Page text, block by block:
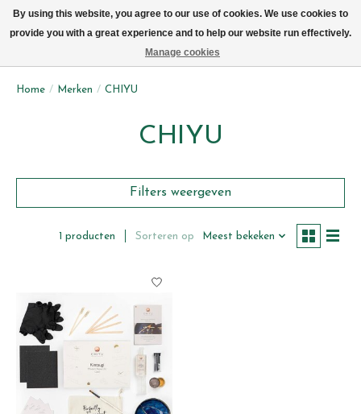
Home / Merken / CHIYU
CHIYU
Filters weergeven
1 producten Sorteren op Meest bekeken
By using this website, you agree to our use of cookies. We use cookies to
provide you with a great experience and to help our website run effectively.
Manage cookies